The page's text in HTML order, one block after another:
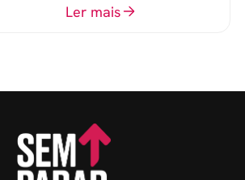
o perfil do profissional e
Ler mais